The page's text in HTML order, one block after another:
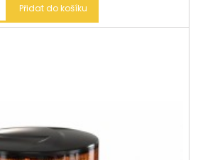
Přidat do košíku